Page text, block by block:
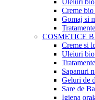
Creme
Gomaj si
COSMETICE
Creme si
Uleiuri
Sapanuri
Geluri de
Sare de
Igiena